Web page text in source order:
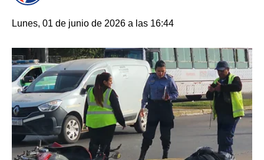
Lunes, 01 de junio de 2026 a las 16:44